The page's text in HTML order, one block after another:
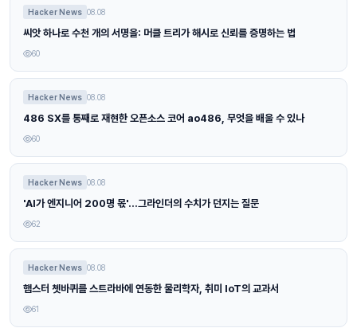
Hacker News 08.08
씨앗 하나로 수천 개의 서명을: 머클 트리가 해시로 신뢰를 증명하는 법
60
Hacker News 08.08
486 SX를 통째로 재현한 오픈소스 코어 ao486, 무엇을 배울 수 있나
60
Hacker News 08.08
'AI가 엔지니어 200명 몫'…그라인더의 수치가 던지는 질문
62
Hacker News 08.08
햄스터 쳇바퀴를 스트라바에 연동한 물리학자, 취미 IoT의 교과서
61